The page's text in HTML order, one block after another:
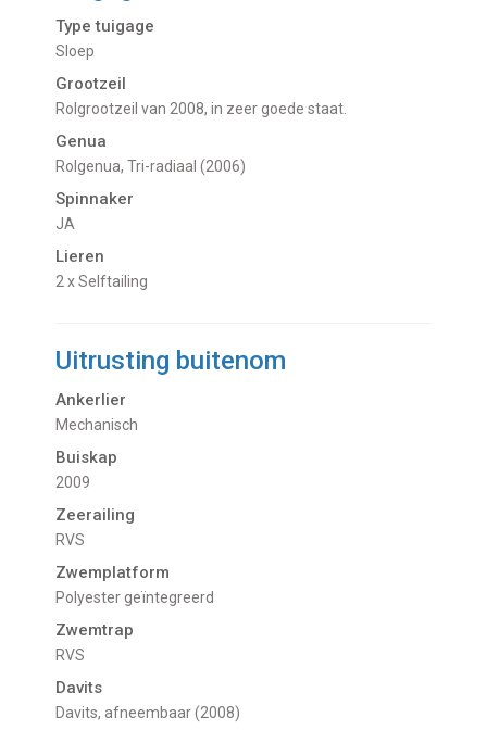
Type tuigage
Sloep
Grootzeil
Rolgrootzeil van 2008, in zeer goede staat.
Genua
Rolgenua, Tri-radiaal (2006)
Spinnaker
JA
Lieren
2 x Selftailing
Uitrusting buitenom
Ankerlier
Mechanisch
Buiskap
2009
Zeerailing
RVS
Zwemplatform
Polyester geïntegreerd
Zwemtrap
RVS
Davits
Davits, afneembaar (2008)